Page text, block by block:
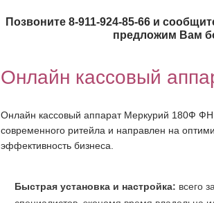
Позвоните 8-911-924-85-66 и
предложим Вам
Онлайн кассовый
Онлайн кассовый аппарат Меркурий 180Ф
современного ритейла и направлен на
эффективность бизнеса.
Быстрая установка и настройка: всего